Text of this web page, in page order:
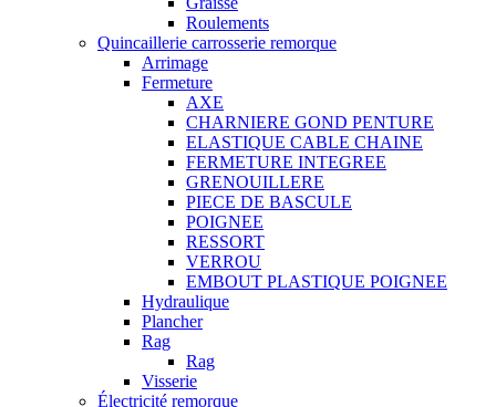
Roulements
Quincaillerie carrosserie remorque
Arrimage
Fermeture
AXE
CHARNIERE GOND PENTURE
ELASTIQUE CABLE CHAINE
FERMETURE INTEGREE
GRENOUILLERE
PIECE DE BASCULE
POIGNEE
RESSORT
VERROU
EMBOUT PLASTIQUE POIGNEE
Hydraulique
Plancher
Rag
Rag
Visserie
Électricité remorque